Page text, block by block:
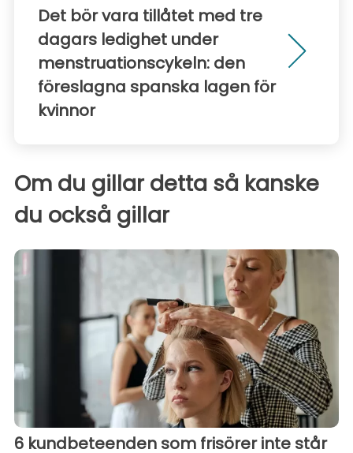
Det bör vara tillåtet med tre
dagars ledighet under
menstruationscykeln: den
föreslagna spanska lagen för
kvinnor
Om du gillar detta så kanske
du också gillar
6 kundbeteenden som frisörer inte står